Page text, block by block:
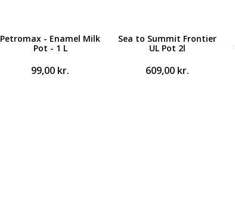
Petromax - Enamel Milk
Pot - 1 L
99,00 kr.
Sea to Summit Frontier
UL Pot 2l
609,00 kr.